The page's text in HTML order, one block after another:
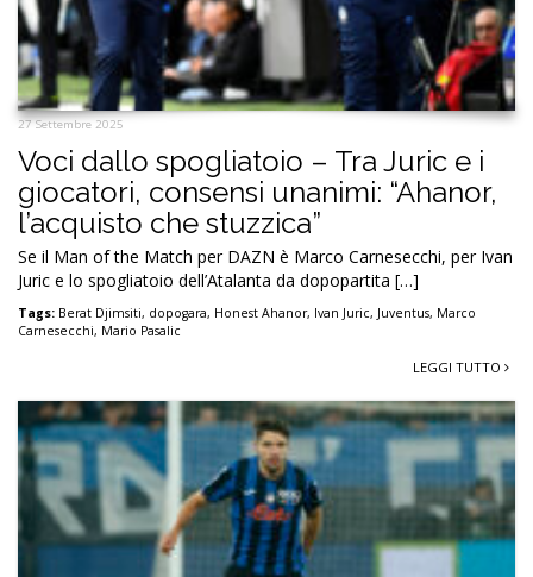
27 Settembre 2025
Voci dallo spogliatoio – Tra Juric e i
giocatori, consensi unanimi: “Ahanor,
l’acquisto che stuzzica”
Se il Man of the Match per DAZN è Marco Carnesecchi, per Ivan
Juric e lo spogliatoio dell’Atalanta da dopopartita […]
Tags: Berat Djimsiti, dopogara, Honest Ahanor, Ivan Juric, Juventus, Marco
Carnesecchi, Mario Pasalic
LEGGI TUTTO